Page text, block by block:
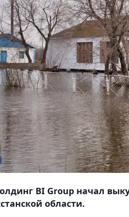
BI Group начал
области.